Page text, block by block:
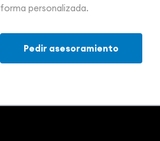
forma personalizada.
Pedir asesoramiento